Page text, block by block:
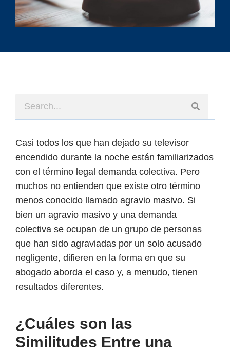
Casi todos los que han dejado su televisor
encendido durante la noche están familiarizados
con el término legal demanda colectiva. Pero
muchos no entienden que existe otro término
menos conocido llamado agravio masivo. Si
bien un agravio masivo y una demanda
colectiva se ocupan de un grupo de personas
que han sido agraviadas por un solo acusado
negligente, difieren en la forma en que su
abogado aborda el caso y, a menudo, tienen
resultados diferentes.
¿Cuáles son las
Similitudes Entre una